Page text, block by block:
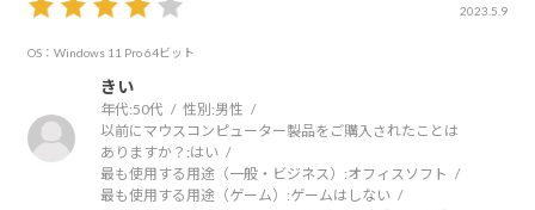
2023.5.9
OS：Windows 11 Pro 64ビット
きい
年代:50代 性別:男性
以前にマウスコンピューター製品をご購入されたことは
ありますか？:はい
最も使用する用途（一般・ビジネス）:オフィスソフト
最も使用する用途（ゲーム）:ゲームはしない